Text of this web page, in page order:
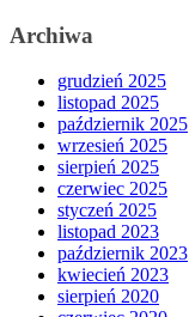
Archiwa
grudzień 2025
listopad 2025
październik 2025
wrzesień 2025
sierpień 2025
czerwiec 2025
styczeń 2025
listopad 2023
październik 2023
kwiecień 2023
sierpień 2020